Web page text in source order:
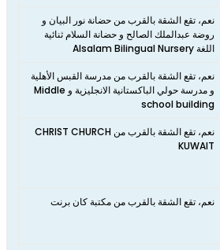
نعم، تقع الشقة بالقرب من حضانة نور البيان و
روضة عبدالملك الصالح و حضانة السلام ثنائية
اللغة Alsalam Bilingual Nursery
نعم، تقع الشقة بالقرب من مدرسة القبس الأهلية
و مدرسة حولي الباكستانية الانجليزية و Middle
school building
نعم، تقع الشقة بالقرب من CHRIST CHURCH
KUWAIT
نعم، تقع الشقة بالقرب من مكتبة كان برنت